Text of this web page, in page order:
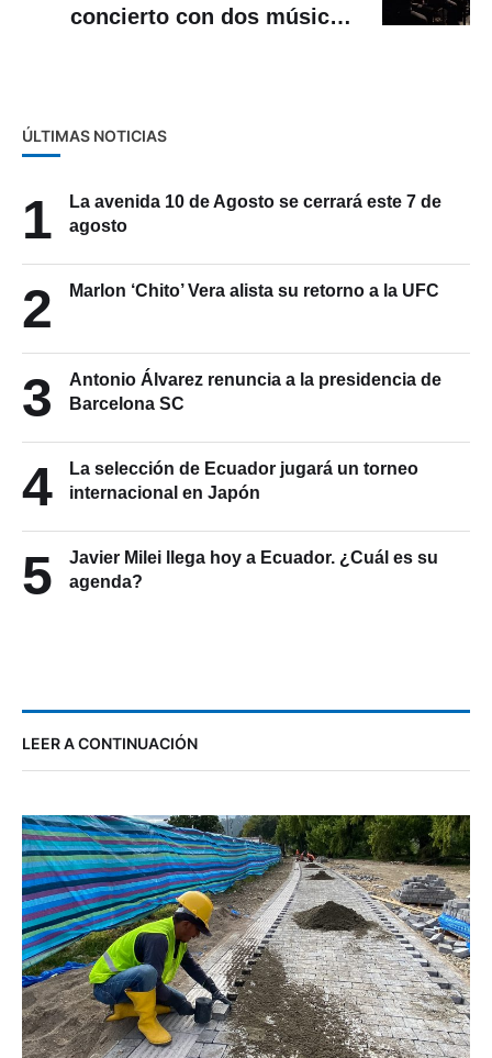
concierto con dos músicos
ÚLTIMAS NOTICIAS
1
La avenida 10 de Agosto se cerrará este 7 de
agosto
2 Marlon ‘Chito’ Vera alista su retorno a la UFC
3
Antonio Álvarez renuncia a la presidencia de
Barcelona SC
4
La selección de Ecuador jugará un torneo
internacional en Japón
5
Javier Milei llega hoy a Ecuador. ¿Cuál es su
agenda?
LEER A CONTINUACIÓN